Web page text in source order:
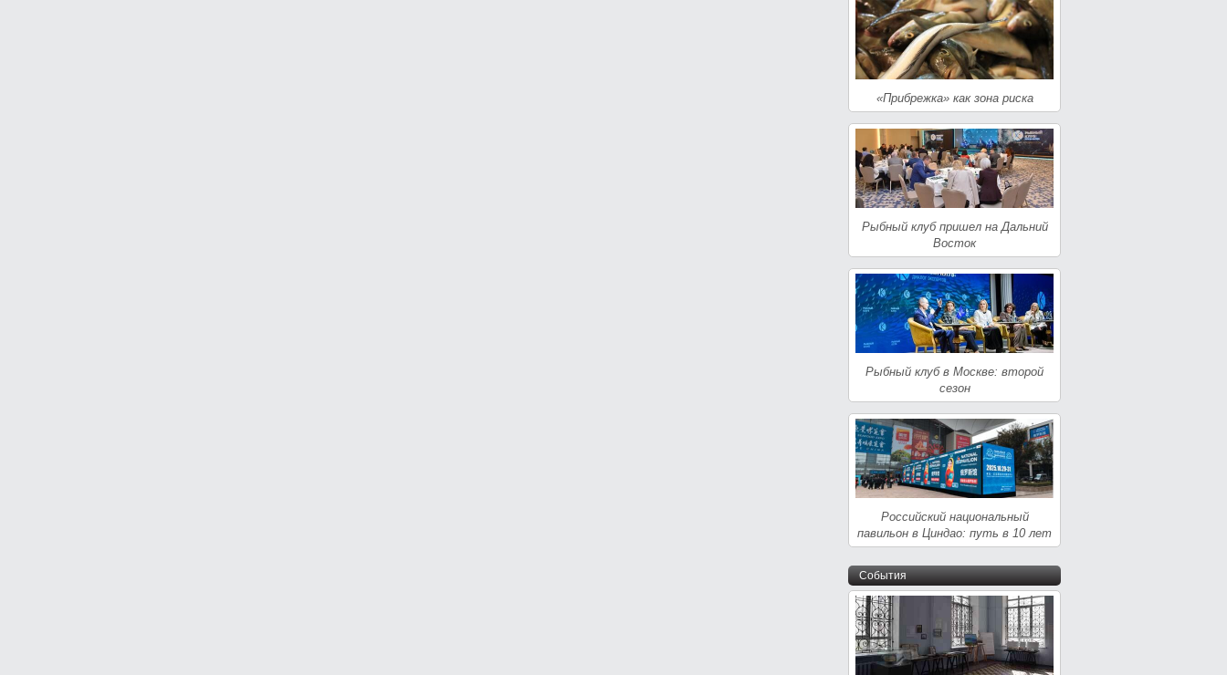
«Прибрежка» как зона риска
Рыбный клуб пришел на Дальний
Восток
Рыбный клуб в Москве: второй
сезон
Российский национальный
павильон в Циндао: путь в 10 лет
События